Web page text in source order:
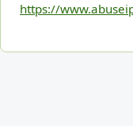
https://